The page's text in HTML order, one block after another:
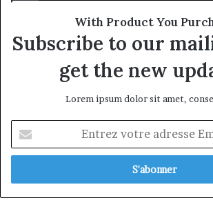
With Product You
Subscribe to our
get the new
Lorem ipsum dolor sit amet,
votre
adresse